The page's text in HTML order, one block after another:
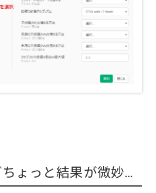
ょっと結果が微妙…